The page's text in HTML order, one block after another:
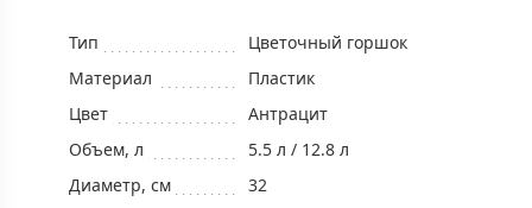
Тип
Цветочный горшок
Материал
Пластик
Цвет
Антрацит
Объем, л
5.5 л / 12.8 л
Диаметр, см
32